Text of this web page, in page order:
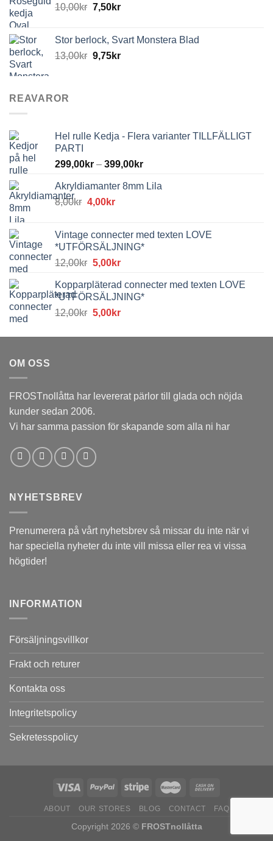
10,00kr 7,50kr
Stor berlock, Svart Monstera Blad
13,00kr 9,75kr
REAVAROR
Hel rulle Kedja - Flera varianter TILLFÄLLIGT
PARTI
299,00kr – 399,00kr
Akryldiamanter 8mm Lila
8,00kr Det
var:
8,00kr.
4,00krDet
är:
4,00kr.
Vintage connecter med texten LOVE
*UTFÖRSÄLJNING*
12,00kr Det
priset
var:
12,00kr.
5,00krDet
priset
är:
5,00kr.
Kopparpläterad connecter med texten LOVE
*UTFÖRSÄLJNING*
12,00kr Det
priset
5,00krDet
priset
OM OSS
FROSTnollåtta har levererat pärlor till glada och nöjda
kunder sedan 2006.
Vi har samma passion för skapande som alla ni har
NYHETSBREV
Prenumerera på vårt nyhetsbrev så missar du inte när vi
har speciella nyheter du inte vill missa eller rea vi vissa
högtider!
INFORMATION
Försäljningsvillkor
Frakt och returer
Kontakta oss
Integritetspolicy
Sekretesspolicy
ABOUT OUR STORES BLOG CONTACT FAQ
Copyright 2026 © FROSTnollåtta